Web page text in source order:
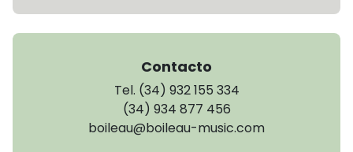
Contacto
Tel. (34) 932 155 334
(34) 934 877 456
boileau@boileau-music.com